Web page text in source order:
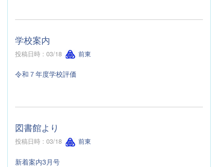
学校案内
投稿日時 : 03/18 前東
令和７年度学校評価
図書館より
投稿日時 : 03/18 前東
新着案内3月号